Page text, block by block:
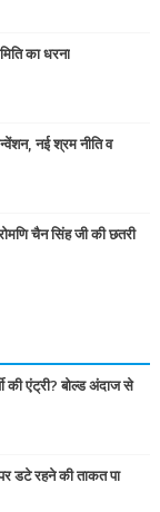
का धरना
नई श्रम नीति व
चैन सिंह जी की छतरी
की एंट्री? बोल्ड अंदाज से
डटे रहने की ताकत पा